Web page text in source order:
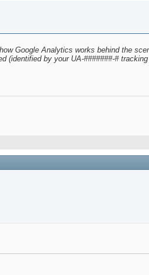
Google Analytics works behind the
(identified by your UA-#######-#